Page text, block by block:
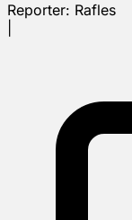
Reporter: Rafles